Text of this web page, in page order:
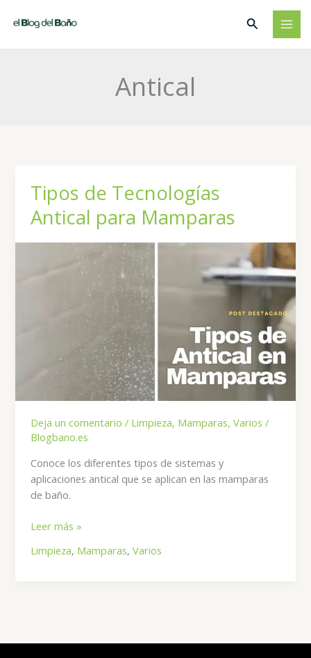
Buscar
Antical
Tipos de Tecnologías
Antical para Mamparas
Deja un comentario / Limpieza, Mamparas,Varios /
Blogbano.es
Conoce los diferentes tipos de sistemas y
aplicaciones antical que se aplican en las mamparas
de baño.
Tipos
Tecnologías
Leer más »
Limpieza, Mamparas,Varios